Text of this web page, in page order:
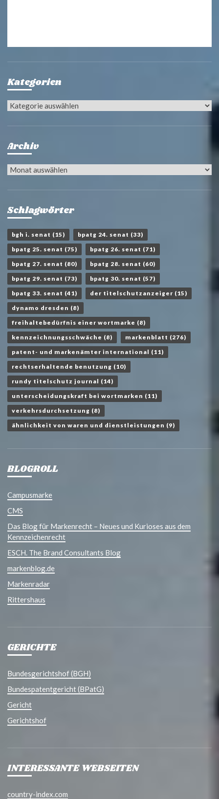
Kategorien
Kategorien
Archiv
Archiv
Schlagwörter
bgh i. senat (15) bpatg 24. senat (33)
bpatg 25. senat (75) bpatg 26. senat (71)
bpatg 27. senat (80) bpatg 28. senat (60)
bpatg 29. senat (73) bpatg 30. senat (57)
bpatg 33. senat (41) der titelschutzanzeiger (15)
dynamo dresden (8)
freihaltebedürfnis einer wortmarke (8)
kennzeichnungsschwäche (8) markenblatt (276)
patent- und markenämter international (11)
rechtserhaltende benutzung (10)
rundy titelschutz journal (14)
unterscheidungskraft bei wortmarken (11)
verkehrsdurchsetzung (8)
ähnlichkeit von waren und dienstleistungen (9)
BLOGROLL
Campusmarke
CMS
Das Blog für Markenrecht – Neues und Kurioses aus dem
Kennzeichenrecht
ESCH. The Brand Consultants Blog
markenblog.de
Markenradar
Rittershaus
GERICHTE
Bundesgerichtshof (BGH)
Bundespatentgericht (BPatG)
Gericht
Gerichtshof
INTERESSANTE WEBSEITEN
country-index.com